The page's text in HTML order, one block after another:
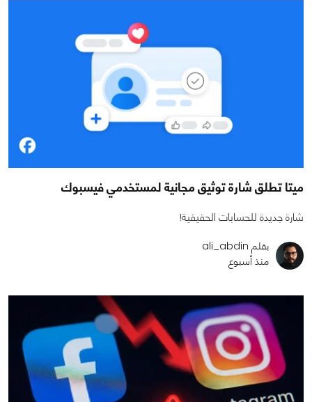
ميتا تطلق شارة توثيق مجانية لمستخدمي فيسبوك
شارة جديدة للحسابات الحقيقية!
بقلم ali_abdin
منذ أسبوع